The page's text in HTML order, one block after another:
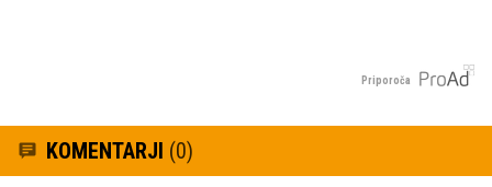
Priporoča
KOMENTARJI (0)